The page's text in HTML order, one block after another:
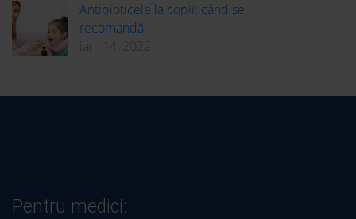
Antibioticele la copii: când se
recomandă
ian. 14, 2022
Pentru medici: